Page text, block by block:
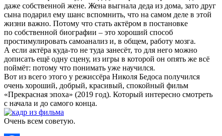
даже собственной жене. Жена выгнала деда из дома, зато друг
сына подарил ему шанс вспомнить, что на самом деле в этой
жизни важно. Потому что стать актёром в постановке
по собственной биографии – это хороший способ
простимулировать самоанализ и, в общем, работу мозга.
А если актёра куда-то не туда занесёт, то для него можно
дописать ещё одну сцену, из игры в которой он опять же всё
поймёт: потому что понимать уже научился.
Вот из всего этого у режиссёра Николя Бедоса получился
очень хороший, добрый, красивый, спокойный фильм
«Прекрасная эпоха» (2019 год). Который интересно смотреть
с начала и до самого конца.
Очень всем советую.